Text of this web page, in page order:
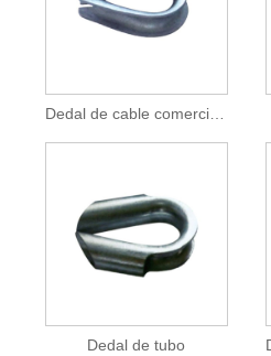
Dedal de cable comercial europeo
Dedal de tubo